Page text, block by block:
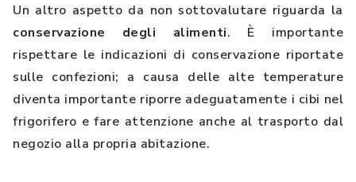
Un altro aspetto da non sottovalutare riguarda la
conservazione
degli alimenti. È importante
rispettare le indicazioni di conservazione riportate
sulle confezioni; a causa delle alte temperature
diventa importante riporre adeguatamente i cibi nel
frigorifero e fare attenzione anche al trasporto dal
negozio alla propria abitazione.